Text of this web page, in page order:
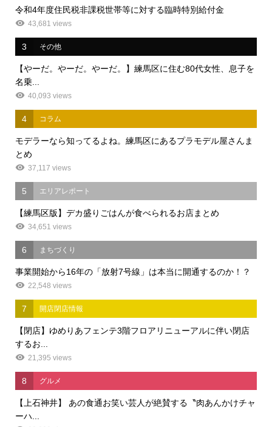
令和4年度住民税非課税世帯等に対する臨時特別給付金
43,681 views
3 その他
【やーだ。やーだ。やーだ。】練馬区に住む80代女性、息子を
名乗...
40,093 views
4 コラム
モデラーなら知ってるよね。練馬区にあるプラモデル屋さんま
とめ
37,117 views
5 エリアレポート
【練馬区版】デカ盛りごはんが食べられるお店まとめ
34,651 views
6 まちづくり
事業開始から16年の「放射7号線」は本当に開通するのか！？
22,548 views
7 開店閉店情報
【閉店】ゆめりあフェンテ3階フロアリニューアルに伴い閉店
するお...
21,395 views
8 グルメ
【上石神井】 あの食通お笑い芸人が絶賛する〝肉あんかけチャ
ーハ...